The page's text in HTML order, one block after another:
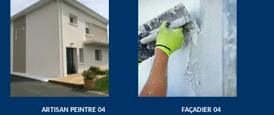
ARTISAN PEINTRE 04 FAÇADIER 04